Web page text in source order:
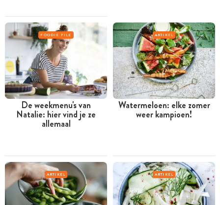
FOODIE FILE
De weekmenu's van
Natalie: hier vind je ze
allemaal
ARTIKEL
Watermeloen: elke zomer
weer kampioen!
ARTIKEL ARTIKEL